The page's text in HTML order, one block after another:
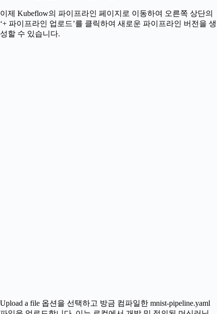
이제 Kubeflow의 파이프라인 페이지로 이동하여 오른쪽 상단의
‘+ 파이프라인 업로드’를 클릭하여 새로운 파이프라인 버전을 생
성할 수 있습니다.
Upload a file 옵션을 선택하고 방금 컴파일한 mnist-pipeline.yaml